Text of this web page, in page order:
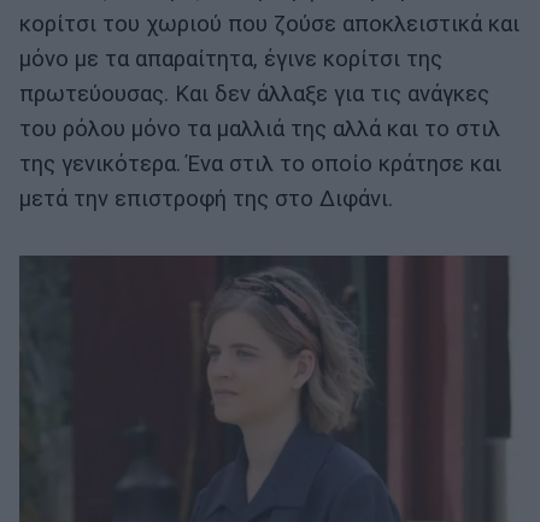
κορίτσι του χωριού που ζούσε αποκλειστικά και
μόνο με τα απαραίτητα, έγινε κορίτσι της
πρωτεύουσας. Και δεν άλλαξε για τις ανάγκες
του ρόλου μόνο τα μαλλιά της αλλά και το στιλ
της γενικότερα. Ένα στιλ το οποίο κράτησε και
μετά την επιστροφή της στο Διφάνι.